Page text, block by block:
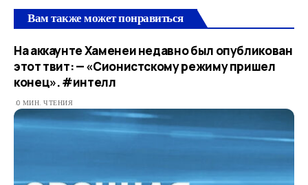
Вам также может понравиться
На аккаунте Хаменеи недавно был опубликован
этот твит: — «Сионистскому режиму пришел
конец». #интелл
0 МИН. ЧТЕНИЯ